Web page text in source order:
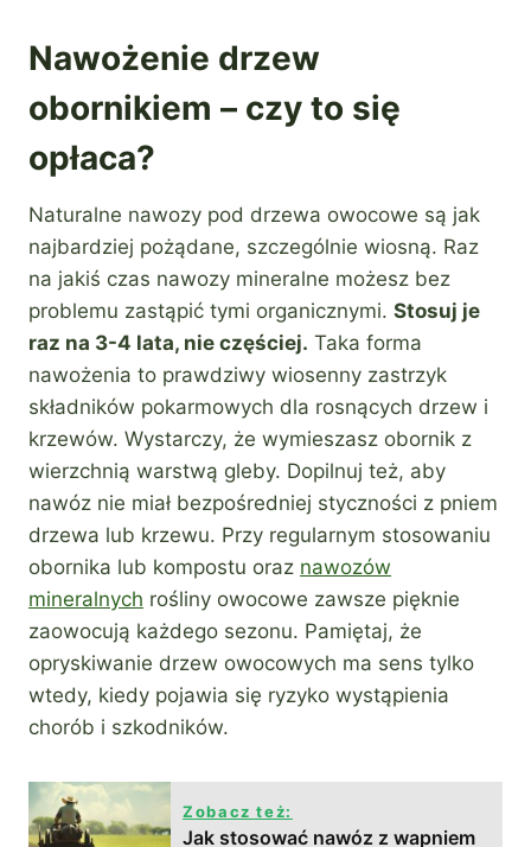
Nawożenie drzew
obornikiem – czy to się
opłaca?
Naturalne nawozy pod drzewa owocowe są jak
najbardziej pożądane, szczególnie wiosną. Raz
na jakiś czas nawozy mineralne możesz bez
problemu zastąpić tymi organicznymi. Stosuj je
raz na 3-4 lata, nie częściej. Taka forma
nawożenia to prawdziwy wiosenny zastrzyk
składników pokarmowych dla rosnących drzew i
krzewów. Wystarczy, że wymieszasz obornik z
wierzchnią warstwą gleby. Dopilnuj też, aby
nawóz nie miał bezpośredniej styczności z pniem
drzewa lub krzewu. Przy regularnym stosowaniu
obornika lub kompostu oraz nawozów
mineralnych rośliny owocowe zawsze pięknie
zaowocują każdego sezonu. Pamiętaj, że
opryskiwanie drzew owocowych ma sens tylko
wtedy, kiedy pojawia się ryzyko wystąpienia
chorób i szkodników.
Zobacz też:
Jak stosować nawóz z wapniem